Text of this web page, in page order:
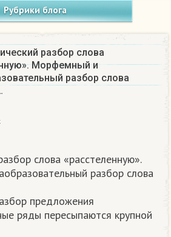
Рубрики блога
разбор слова
Морфемный и
разбор слова
слова «расстеленную».
разбор слова
предложения
ряды пересыпаются крупной